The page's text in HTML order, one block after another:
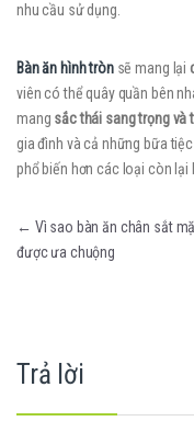
nhu cầu sử dụng.
Bàn ăn hình trònsẽ mang lại
viên có thể quây quần bên
mang sắc thái sang trọng và
gia đình và cả những bữa
phổ biến hơn các loại còn lại
Điều hướng bài
← Vì sao bàn ăn chân sắt
được ưa chuộng
Trả lời